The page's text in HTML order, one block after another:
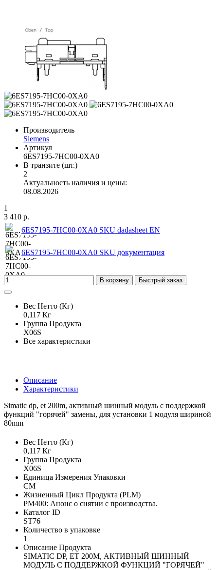
Производитель
Siemens
Артикул
6ES7195-7HC00-0XA0
В транзите (шт.)
2
Актуальность наличия и цены:
08.08.2026
1
3 410 р.
6ES7195-7HC00-0XA0 SKU dadasheet EN
6ES7195-7HC00-0XA0 SKU документация
В корзину Быстрый заказ
Вес Нетто (Кг)
0,117 Кг
Группа Продукта
X06S
Все характеристики
Описание
Характеристики
Simatic dp, et 200m, активный шинный модуль с поддержкой
функций "горячей" замены, для установки 1 модуля шириной
80mm
Вес Нетто (Кг)
0,117 Кг
Группа Продукта
X06S
Единица Измерения Упаковки
CM
Жизненный Цикл Продукта (PLM)
PM400: Анонс о снятии с производства.
Каталог ID
ST76
Количество в упаковке
1
Описание Продукта
SIMATIC DP, ET 200M, АКТИВНЫЙ ШИННЫЙ
МОДУЛЬ С ПОДДЕРЖКОЙ ФУНКЦИЙ "ГОРЯЧЕЙ"